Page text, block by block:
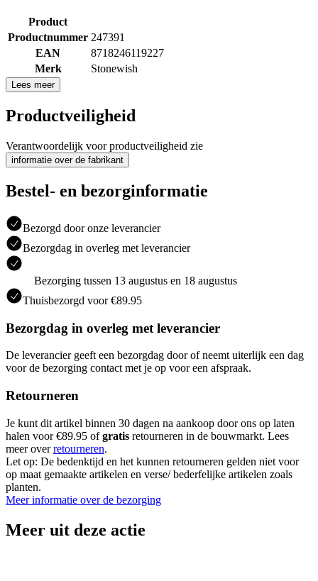
Product
Productnummer 247391
EAN
8718246119227
Merk
Stonewish
Lees meer
Productveiligheid
Verantwoordelijk voor productveiligheid zie
informatie over de fabrikant
Bestel- en bezorginformatie
Bezorgd door onze leverancier
Bezorgdag in overleg met leverancier
Bezorging tussen 13 augustus en 18 augustus
Thuisbezorgd voor €89.95
Bezorgdag in overleg met leverancier
De leverancier geeft een bezorgdag door of neemt uiterlijk een dag
voor de bezorging contact met je op voor een afspraak.
Retourneren
Je kunt dit artikel binnen 30 dagen na aankoop door ons op laten
halen voor €89.95 ofgratis retourneren in de bouwmarkt. Lees
meer overretourneren.
Let op: De bedenktijd en het kunnen retourneren gelden niet voor
op maat gemaakte artikelen en verse/ bederfelijke artikelen zoals
planten.
Meer informatie over de bezorging
Meer uit deze actie